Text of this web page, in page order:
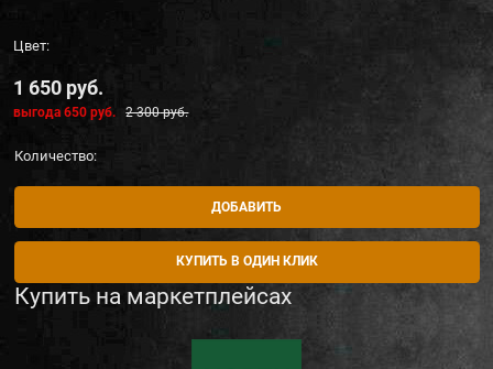
Цвет:
2 300 руб.
1 650 руб.
выгода 650 руб.
Количество:
ДОБАВИТЬ
КУПИТЬ В ОДИН КЛИК
Купить на маркетплейсах